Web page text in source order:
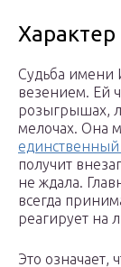
Характер
Судьба имени
везением. Ей
розыгрышах,
мелочах. Она
единственный
получит
не ждала.
всегда
реагирует на
Это означает,